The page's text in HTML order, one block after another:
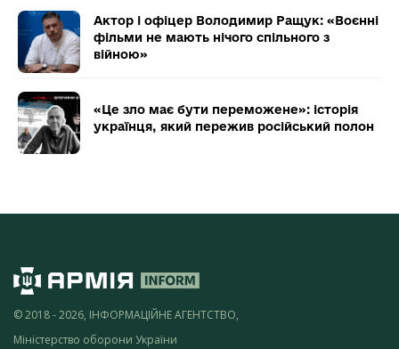
Актор і офіцер Володимир Ращук: «Воєнні
фільми не мають нічого спільного з
війною»
«Це зло має бути переможене»: історія
українця, який пережив російський полон
© 2018 - 2026, ІНФОРМАЦІЙНЕ АГЕНТСТВО,
Міністерство оборони України